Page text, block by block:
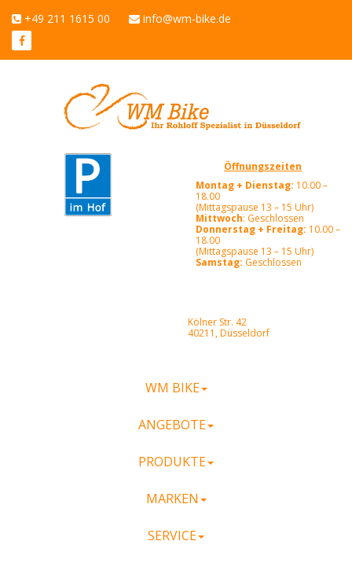
+49 211 1615 00 info@wm-bike.de
Öffnungszeiten
Montag + Dienstag: 10.00 –
18.00
(Mittagspause 13 – 15 Uhr)
Mittwoch: Geschlossen
Donnerstag + Freitag: 10.00 –
18.00
(Mittagspause 13 – 15 Uhr)
Samstag: Geschlossen
Kölner Str. 42
40211, Düsseldorf
WM BIKE
ANGEBOTE
PRODUKTE
MARKEN
SERVICE